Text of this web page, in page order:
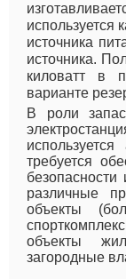
используется
источника
источника.
киловатт в
варианте
В роли
требуется
различные
объекты
объекты
загородные